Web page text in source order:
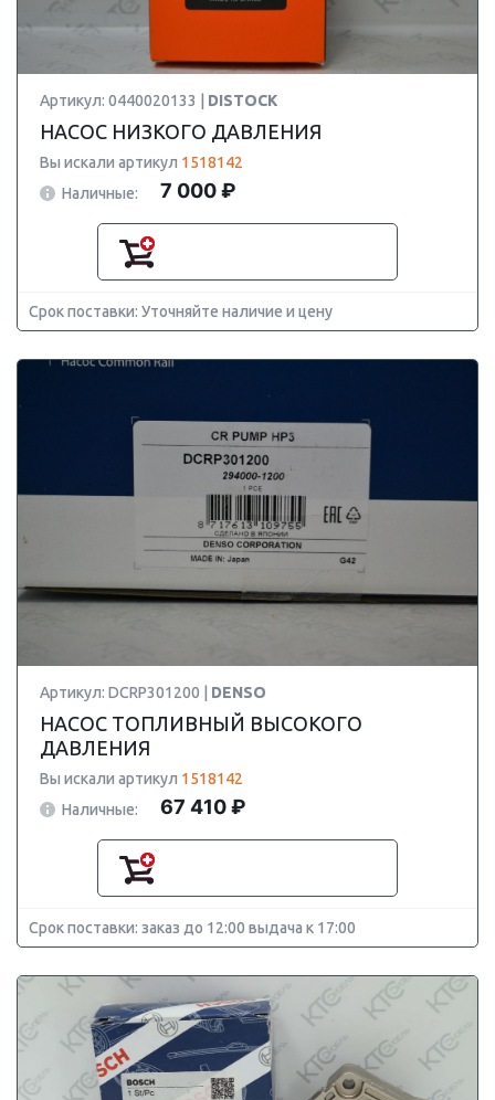
Артикул: 0440020133 | DISTOCK
НАСОС НИЗКОГО ДАВЛЕНИЯ
Вы искали артикул 1518142
Наличные:
7 000 ₽
Срок поставки: Уточняйте наличие и цену
Артикул: DCRP301200 | DENSO
НАСОС ТОПЛИВНЫЙ ВЫСОКОГО
ДАВЛЕНИЯ
Вы искали артикул 1518142
Наличные:
67 410 ₽
Срок поставки: заказ до 12:00 выдача к 17:00